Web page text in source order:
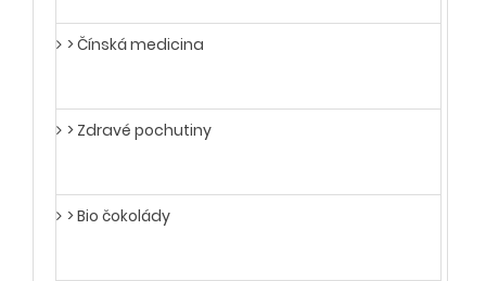
> Čínská medicina
> Zdravé pochutiny
> Bio čokolády